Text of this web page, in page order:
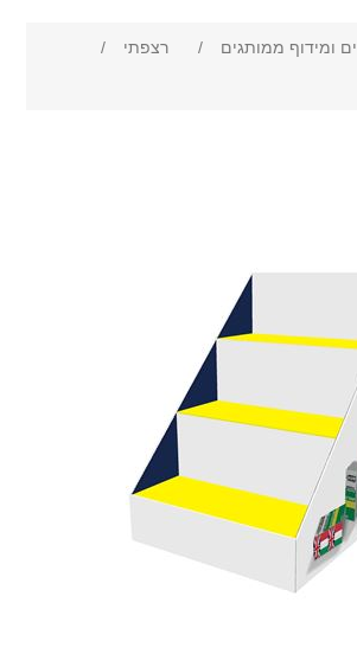
ומידוף ממותגים / רצפתי
/